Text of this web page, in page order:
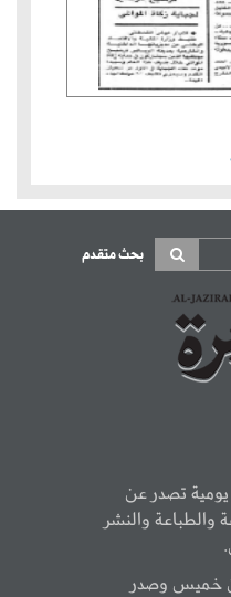
بحث متقدم
تصدر عن
والنشر
خميس وصدر